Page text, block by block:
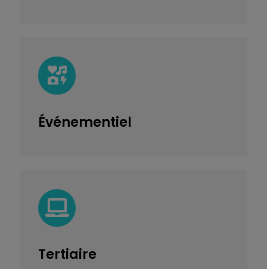
Événementiel
Tertiaire